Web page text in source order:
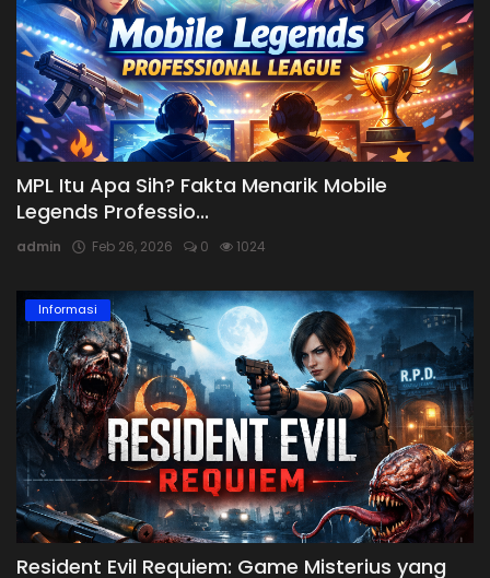
MPL Itu Apa Sih? Fakta Menarik Mobile
Legends Professio...
admin Feb 26, 2026 0 1024
Informasi
Resident Evil Requiem: Game Misterius yang